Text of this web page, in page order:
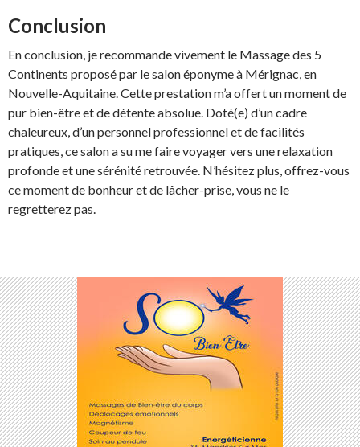
Conclusion
En conclusion, je recommande vivement le Massage des 5
Continents proposé par le salon éponyme à Mérignac, en
Nouvelle-Aquitaine. Cette prestation m’a offert un moment de
pur bien-être et de détente absolue. Doté(e) d’un cadre
chaleureux, d’un personnel professionnel et de facilités
pratiques, ce salon a su me faire voyager vers une relaxation
profonde et une sérénité retrouvée. N’hésitez plus, offrez-vous
ce moment de bonheur et de lâcher-prise, vous ne le
regretterez pas.